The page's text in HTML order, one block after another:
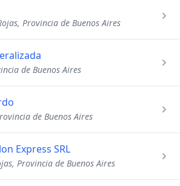
Provincia de Buenos Aires
de Buenos Aires
de Buenos Aires
Express SRL
Provincia de Buenos Aires